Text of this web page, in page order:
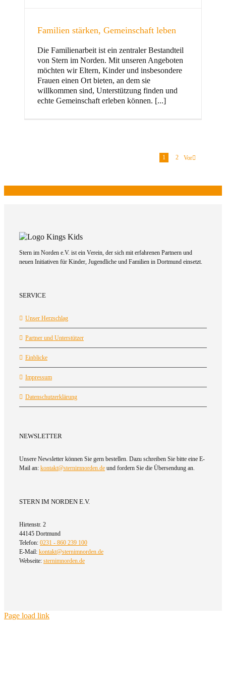
Familien stärken, Gemeinschaft leben
Die Familienarbeit ist ein zentraler Bestandteil
von Stern im Norden. Mit unseren Angeboten
möchten wir Eltern, Kinder und insbesondere
Frauen einen Ort bieten, an dem sie
willkommen sind, Unterstützung finden und
echte Gemeinschaft erleben können. [...]
1 2 Vor
Stern im Norden e.V. ist ein Verein, der sich mit erfahrenen Partnern und
neuen Initiativen für Kinder, Jugendliche und Familien in Dortmund einsetzt.
SERVICE
Unser Herzschlag
Partner und Unterstützer
Einblicke
Impressum
Datenschutzerklärung
NEWSLETTER
Unsere Newsletter können Sie gern bestellen. Dazu schreiben Sie bitte eine E-
Mail an: kontakt@sternimnorden.de und fordern Sie die Übersendung an.
STERN IM NORDEN E.V.
Hirtenstr. 2
44145 Dortmund
Telefon: 0231 - 860 239 100
E-Mail: kontakt@sternimnorden.de
Webseite: sternimnorden.de
Page load link